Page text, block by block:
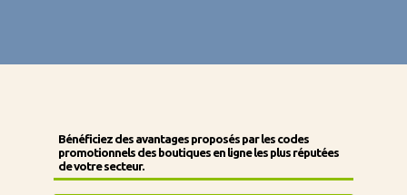
Bénéficiez des avantages proposés par les codes
promotionnels des boutiques en ligne les plus réputées
de votre secteur.